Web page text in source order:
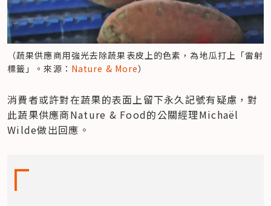
（蔬果供應商用強光去除蔬果表皮上的色素，為地瓜打上「雷射
標籤」。來源： Nature & More）
消費者或許對在蔬果的表面上留下永久記號有疑慮，對
此蔬果供應商Nature & Food的公關經理Michaël
Wilde做出回應。